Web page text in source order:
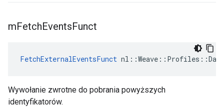
mFetchEventsFunct
FetchExternalEventsFunct
Wywołanie zwrotne do pobrania powyższych
identyfikatorów.